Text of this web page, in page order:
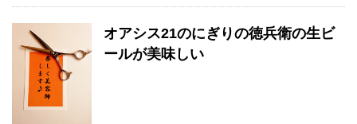
オアシス21のにぎりの徳兵衛の生ビ
ールが美味しい